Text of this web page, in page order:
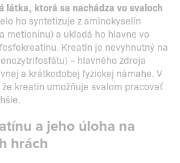
látka, ktorá sa nachádza vo svaloch
ho syntetizuje z aminokyselín
metionínu) a ukladá ho hlavne vo
Kreatín je nevyhnutný na
– hlavného zdroja
a krátkodobej fyzickej námahe. V
kreatín umožňuje svalom pracovať
a jeho úloha na
hrách